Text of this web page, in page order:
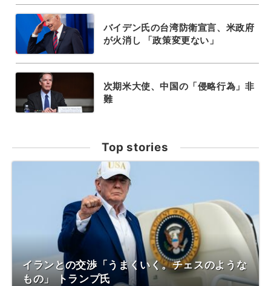
バイデン氏の台湾防衛宣言、米政府
が火消し 「政策変更ない」
次期米大使、中国の「侵略行為」非
難
Top stories
イランとの交渉「うまくいく。チェスのような
もの」 トランプ氏